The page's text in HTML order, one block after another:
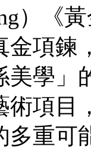
）《
金項鍊
美學」
術項目
多重可